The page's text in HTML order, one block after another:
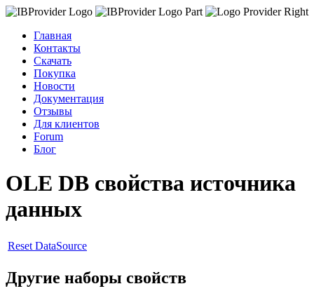
Главная
Контакты
Скачать
Покупка
Новости
Документация
Отзывы
Для клиентов
Forum
Блог
OLE DB свойства источника
данных
Reset DataSource
Другие наборы свойств